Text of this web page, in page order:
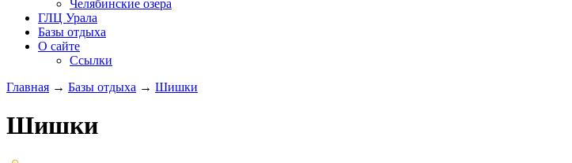
Челябинские озера
ГЛЦ Урала
Базы отдыха
О сайте
Ссылки
Главная → Базы отдыха → Шишки
Шишки